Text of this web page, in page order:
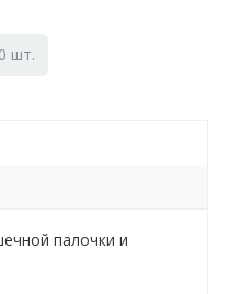
шт.
палочки и